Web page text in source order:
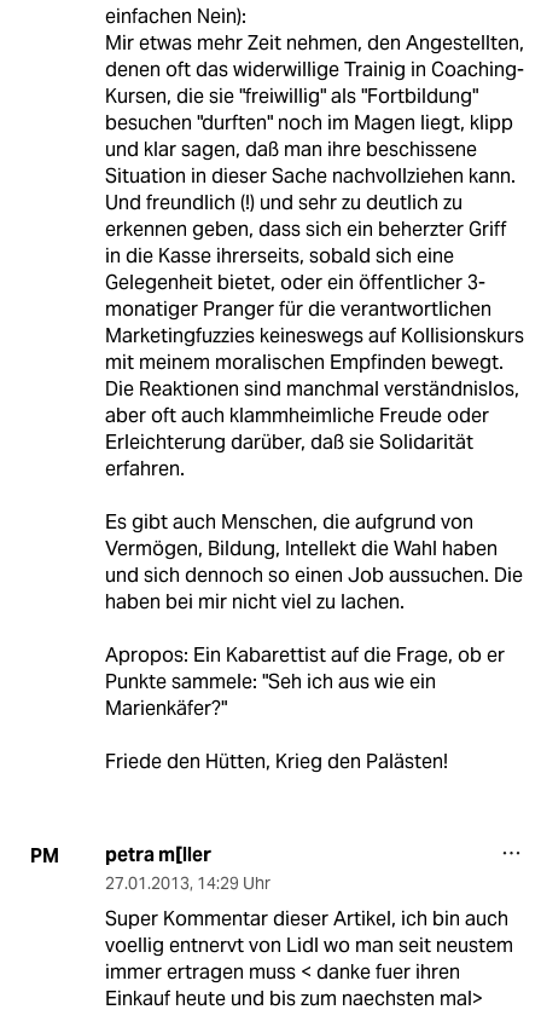
einfachen Nein):
Mir etwas mehr Zeit nehmen, den Angestellten,
denen oft das widerwillige Trainig in Coaching-
Kursen, die sie "freiwillig" als "Fortbildung"
besuchen "durften" noch im Magen liegt, klipp
und klar sagen, daß man ihre beschissene
Situation in dieser Sache nachvollziehen kann.
Und freundlich (!) und sehr zu deutlich zu
erkennen geben, dass sich ein beherzter Griff
in die Kasse ihrerseits, sobald sich eine
Gelegenheit bietet, oder ein öffentlicher 3-
monatiger Pranger für die verantwortlichen
Marketingfuzzies keineswegs auf Kollisionskurs
mit meinem moralischen Empfinden bewegt.
Die Reaktionen sind manchmal verständnislos,
aber oft auch klammheimliche Freude oder
Erleichterung darüber, daß sie Solidarität
erfahren.
Es gibt auch Menschen, die aufgrund von
Vermögen, Bildung, Intellekt die Wahl haben
und sich dennoch so einen Job aussuchen. Die
haben bei mir nicht viel zu lachen.
Apropos: Ein Kabarettist auf die Frage, ob er
Punkte sammele: "Seh ich aus wie ein
Marienkäfer?"
Friede den Hütten, Krieg den Palästen!
PM petra m[ller
27.01.2013, 14:29 Uhr
Super Kommentar dieser Artikel, ich bin auch
voellig entnervt von Lidl wo man seit neustem
immer ertragen muss < danke fuer ihren
Einkauf heute und bis zum naechsten mal>